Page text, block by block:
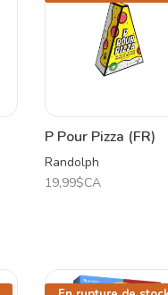
P Pour Pizza (FR)
Randolph
19,99$CA